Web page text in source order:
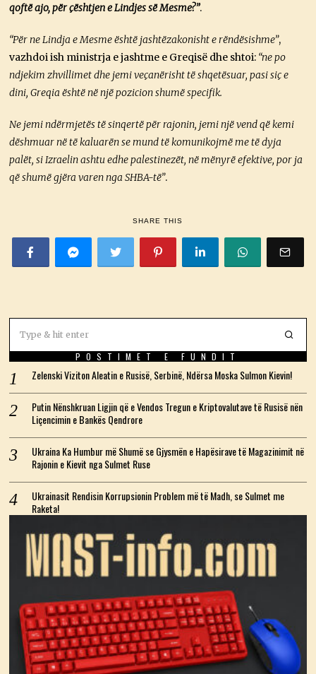
qoftë ajo, për çështjen e Lindjes së Mesme?”.
“Për ne Lindja e Mesme është jashtëzakonisht e rëndësishme”,
vazhdoi ish ministrja e jashtme e Greqisë dhe shtoi: “ne po
ndjekim zhvillimet dhe jemi veçanërisht të shqetësuar, pasi siç e
dini, Greqia është në një pozicion shumë specifik.
Ne jemi ndërmjetës të sinqertë për rajonin, jemi një vend që kemi
dëshmuar në të kaluarën se mund të komunikojmë me të dyja
palët, si Izraelin ashtu edhe palestinezët, në mënyrë efektive, por ja
që shumë gjëra varen nga SHBA-të”.
SHARE THIS
POSTIMET E FUNDIT
Zelenski Viziton Aleatin e Rusisë, Serbinë, Ndërsa Moska Sulmon Kievin!
Putin Nënshkruan Ligjin që e Vendos Tregun e Kriptovalutave të Rusisë nën
Liçencimin e Bankës Qendrore
Ukraina Ka Humbur më Shumë se Gjysmën e Hapësirave të Magazinimit në
Rajonin e Kievit nga Sulmet Ruse
Ukrainasit Rendisin Korrupsionin Problem më të Madh, se Sulmet me
Raketa!